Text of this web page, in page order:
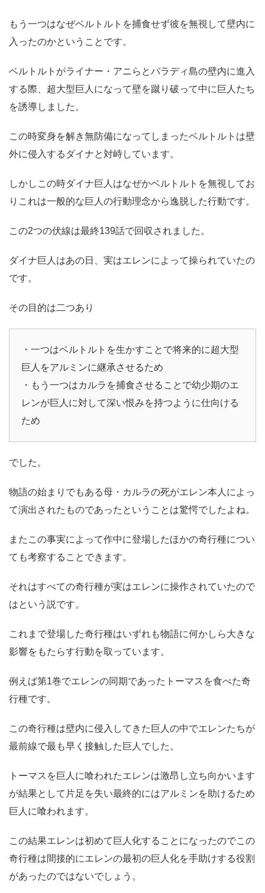
もう一つはなぜベルトルトを捕食せず彼を無視して壁内に
入ったのかということです。
ベルトルトがライナー・アニらとパラディ島の壁内に進入
する際、超大型巨人になって壁を蹴り破って中に巨人たち
を誘導しました。
この時変身を解き無防備になってしまったベルトルトは壁
外に侵入するダイナと対峙しています。
しかしこの時ダイナ巨人はなぜかベルトルトを無視してお
りこれは一般的な巨人の行動理念から逸脱した行動です。
この2つの伏線は最終139話で回収されました。
ダイナ巨人はあの日、実はエレンによって操られていたの
です。
その目的は二つあり
・一つはベルトルトを生かすことで将来的に超大型
巨人をアルミンに継承させるため
・もう一つはカルラを捕食させることで幼少期のエ
レンが巨人に対して深い恨みを持つように仕向ける
ため
でした。
物語の始まりでもある母・カルラの死がエレン本人によっ
て演出されたものであったということは驚愕でしたよね。
またこの事実によって作中に登場したほかの奇行種につい
ても考察することできます。
それはすべての奇行種が実はエレンに操作されていたので
はという説です。
これまで登場した奇行種はいずれも物語に何かしら大きな
影響をもたらす行動を取っています。
例えば第1巻でエレンの同期であったトーマスを食べた奇
行種です。
この奇行種は壁内に侵入してきた巨人の中でエレンたちが
最前線で最も早く接触した巨人でした。
トーマスを巨人に喰われたエレンは激昂し立ち向かいます
が結果として片足を失い最終的にはアルミンを助けるため
巨人に喰われます。
この結果エレンは初めて巨人化することになったのでこの
奇行種は間接的にエレンの最初の巨人化を手助けする役割
があったのではないでしょう。